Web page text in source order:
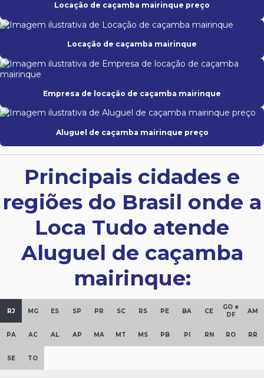
Locação de caçamba mairinque preço
Locação de caçamba mairinque
Empresa de locação de caçamba mairinque
Aluguel de caçamba mairinque preço
Principais cidades e
regiões do Brasil onde a
Loca Tudo atende
Aluguel de caçamba
mairinque:
RJ MG ES SP PR SC RS PE BA CE
GO e
DF
AM
PA AC AL AP MA MT MS PB PI RN RO RR
SE TO